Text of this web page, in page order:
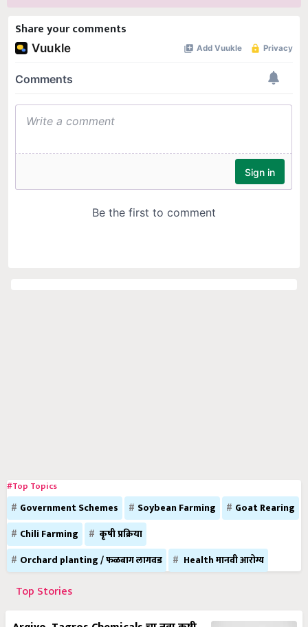
Share your comments
#Top Topics
Government Schemes Soybean Farming
Goat Rearing
Chili Farming
कृषी प्रक्रिया
Orchard planting / फळबाग लागवड
Health मानवी आरोग्य
Top Stories